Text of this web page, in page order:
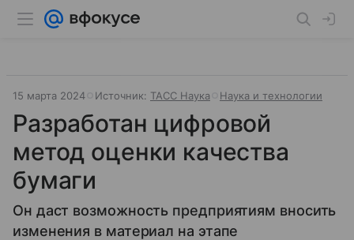
15 марта 2024 Источник: ТАСС Наука Наука и технологии
Разработан цифровой
метод оценки качества
бумаги
Он даст возможность предприятиям вносить
изменения в материал на этапе